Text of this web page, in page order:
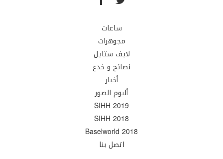
ساعات
مجوهرات
لايف ستايل
نصائح و خدع
أخبار
ألبوم الصور
SIHH 2019
SIHH 2018
Baselworld 2018
اتصل بنا